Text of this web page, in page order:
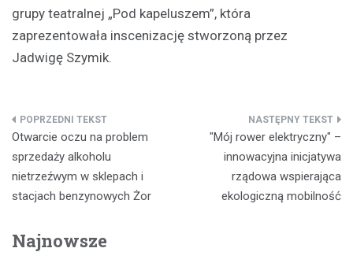
grupy teatralnej „Pod kapeluszem”, która
zaprezentowała inscenizację stworzoną przez
Jadwigę Szymik.
Nawigacja
wpisu
Otwarcie oczu na problem
sprzedaży alkoholu
nietrzeźwym w sklepach i
stacjach benzynowych Żor
"Mój rower elektryczny" –
innowacyjna inicjatywa
rządowa wspierająca
ekologiczną mobilność
Najnowsze